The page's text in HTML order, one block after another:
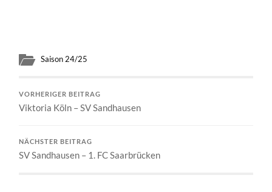
Saison 24/25
VORHERIGER BEITRAG
Viktoria Köln – SV Sandhausen
NÄCHSTER BEITRAG
SV Sandhausen – 1. FC Saarbrücken